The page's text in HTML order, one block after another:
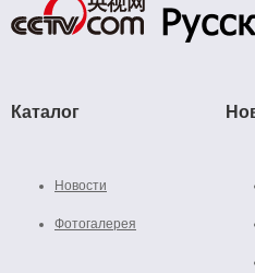
Каталог
Новости
Фотогалерея